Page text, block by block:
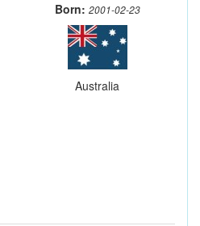
Born: 2001-02-23
Australia